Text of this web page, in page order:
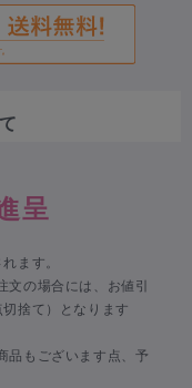
呈
ます。
の場合には、お値引
捨て）となります
品もございます点、予